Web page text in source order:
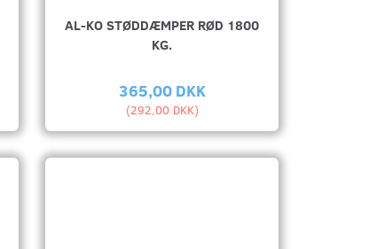
AL-KO STØDDÆMPER RØD 1800
KG.
365,00 DKK
(292,00 DKK)